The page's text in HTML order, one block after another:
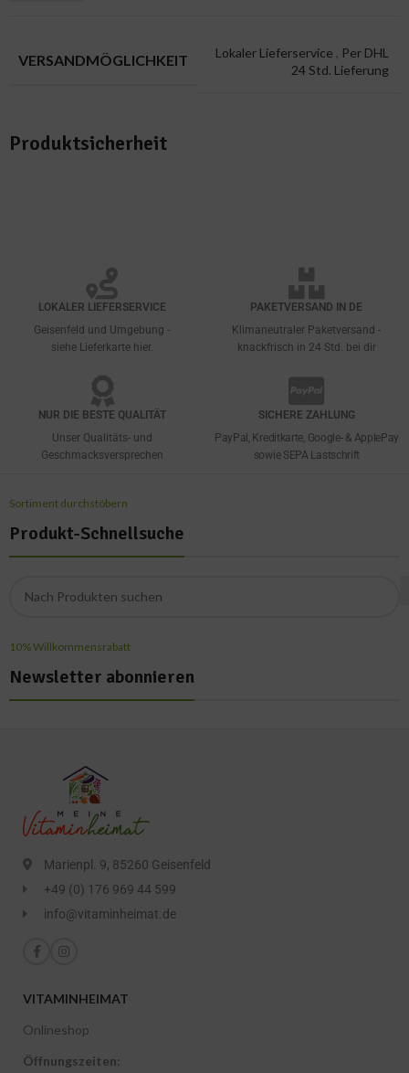
VERSANDMÖGLICHKEIT Lokaler Lieferservice , Per DHL
24 Std. Lieferung
Produktsicherheit
LOKALER LIEFERSERVICE
Geisenfeld und Umgebung -
siehe Lieferkarte hier.
PAKETVERSAND IN DE
Klimaneutraler Paketversand -
knackfrisch in 24 Std. bei dir
NUR DIE BESTE QUALITÄT
Unser Qualitäts- und
Geschmacksversprechen
SICHERE ZAHLUNG
PayPal, Kreditkarte, Google- & ApplePay
sowie SEPA Lastschrift
Sortiment durchstöbern
Produkt-Schnellsuche
10% Willkommensrabatt
Newsletter abonnieren
Marienpl. 9, 85260 Geisenfeld
+49 (0) 176 969 44 599
info@vitaminheimat.de
VITAMINHEIMAT
Onlineshop
Öffnungszeiten: